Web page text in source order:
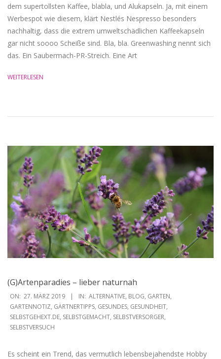
dem supertollsten Kaffee, blabla, und Alukapseln. Ja, mit einem
Werbespot wie diesem, klärt Nestlés Nespresso besonders
nachhaltig, dass die extrem umweltschädlichen Kaffeekapseln
gar nicht soooo Scheiße sind. Bla, bla. Greenwashing nennt sich
das. Ein Saubermach-PR-Streich. Eine Art
WEITERLESEN
(G)Artenparadies – lieber naturnah
2019-
03-
27
ON: 27. MÄRZ 2019 IN: ALTERNATIVE, BLOG, GARTEN,
GARTENNOTIZ, GÄRTNERTIPPS, GESUNDES, GESUNDHEIT,
SELBSTGEHEXT.DE, SELBSTGEMACHT, SELBSTVERSORGER,
SELBSTVERSUCH
Es scheint ein Trend, das vermutlich lebensbejahendste Hobby